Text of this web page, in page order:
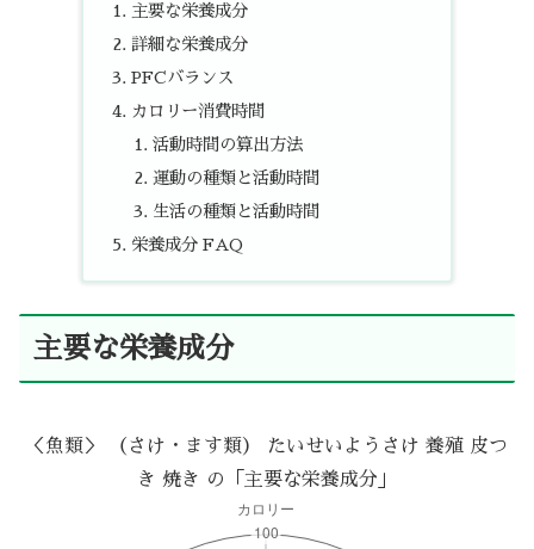
主要な栄養成分
詳細な栄養成分
PFCバランス
カロリー消費時間
活動時間の算出方法
運動の種類と活動時間
生活の種類と活動時間
栄養成分 FAQ
主要な栄養成分
＜魚類＞ （さけ・ます類） たいせいようさけ 養殖 皮つ
き 焼き の「主要な栄養成分」